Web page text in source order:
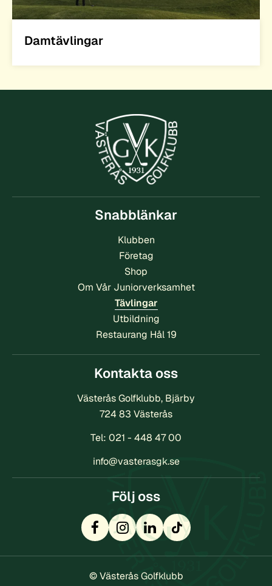
Damtävlingar
Snabblänkar
Klubben
Företag
Shop
Om Vår Juniorverksamhet
Tävlingar
Utbildning
Restaurang Hål 19
Kontakta oss
Västerås Golfklubb, Bjärby
724 83 Västerås
Tel: 021 - 448 47 00
info@vasterasgk.se
Följ oss
© Västerås Golfklubb